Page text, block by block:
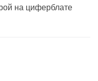
на циферблате